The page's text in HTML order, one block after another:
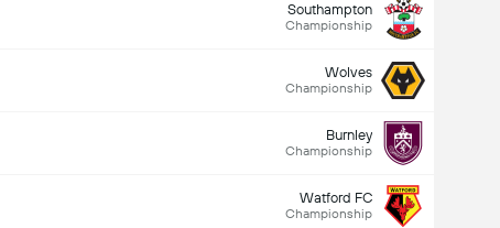
Southampton
Championship
Wolves
Championship
Burnley
Championship
Watford FC
Championship